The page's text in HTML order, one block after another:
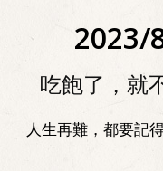
2023/
吃飽了，就
人生再難，都要記